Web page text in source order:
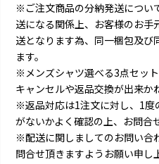
※ご注文商品の分納発送につい
送になる関係上、お客様のお
送となります為、同一梱包及び
ます。
※メンズシャツ選べる3点セッ
キャンセルや返品交換が出来か
※返品対応は1注文に対し、1度
がないかよく確認の上、お問合
※配送に関しましてのお問い合
問合せ頂きますようお願い申し